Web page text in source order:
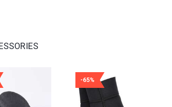
-65%